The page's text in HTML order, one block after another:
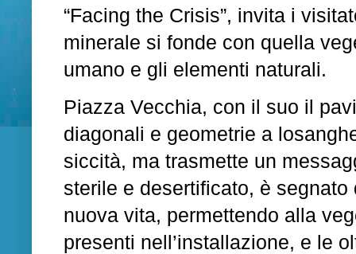
“Facing the Crisis”, invita i
minerale si fonde con quella
umano e gli elementi naturali.
Piazza Vecchia, con il suo il
diagonali e geometrie a
siccità, ma trasmette un
sterile e desertificato, è
nuova vita, permettendo alla
presenti nell’installazione, e le